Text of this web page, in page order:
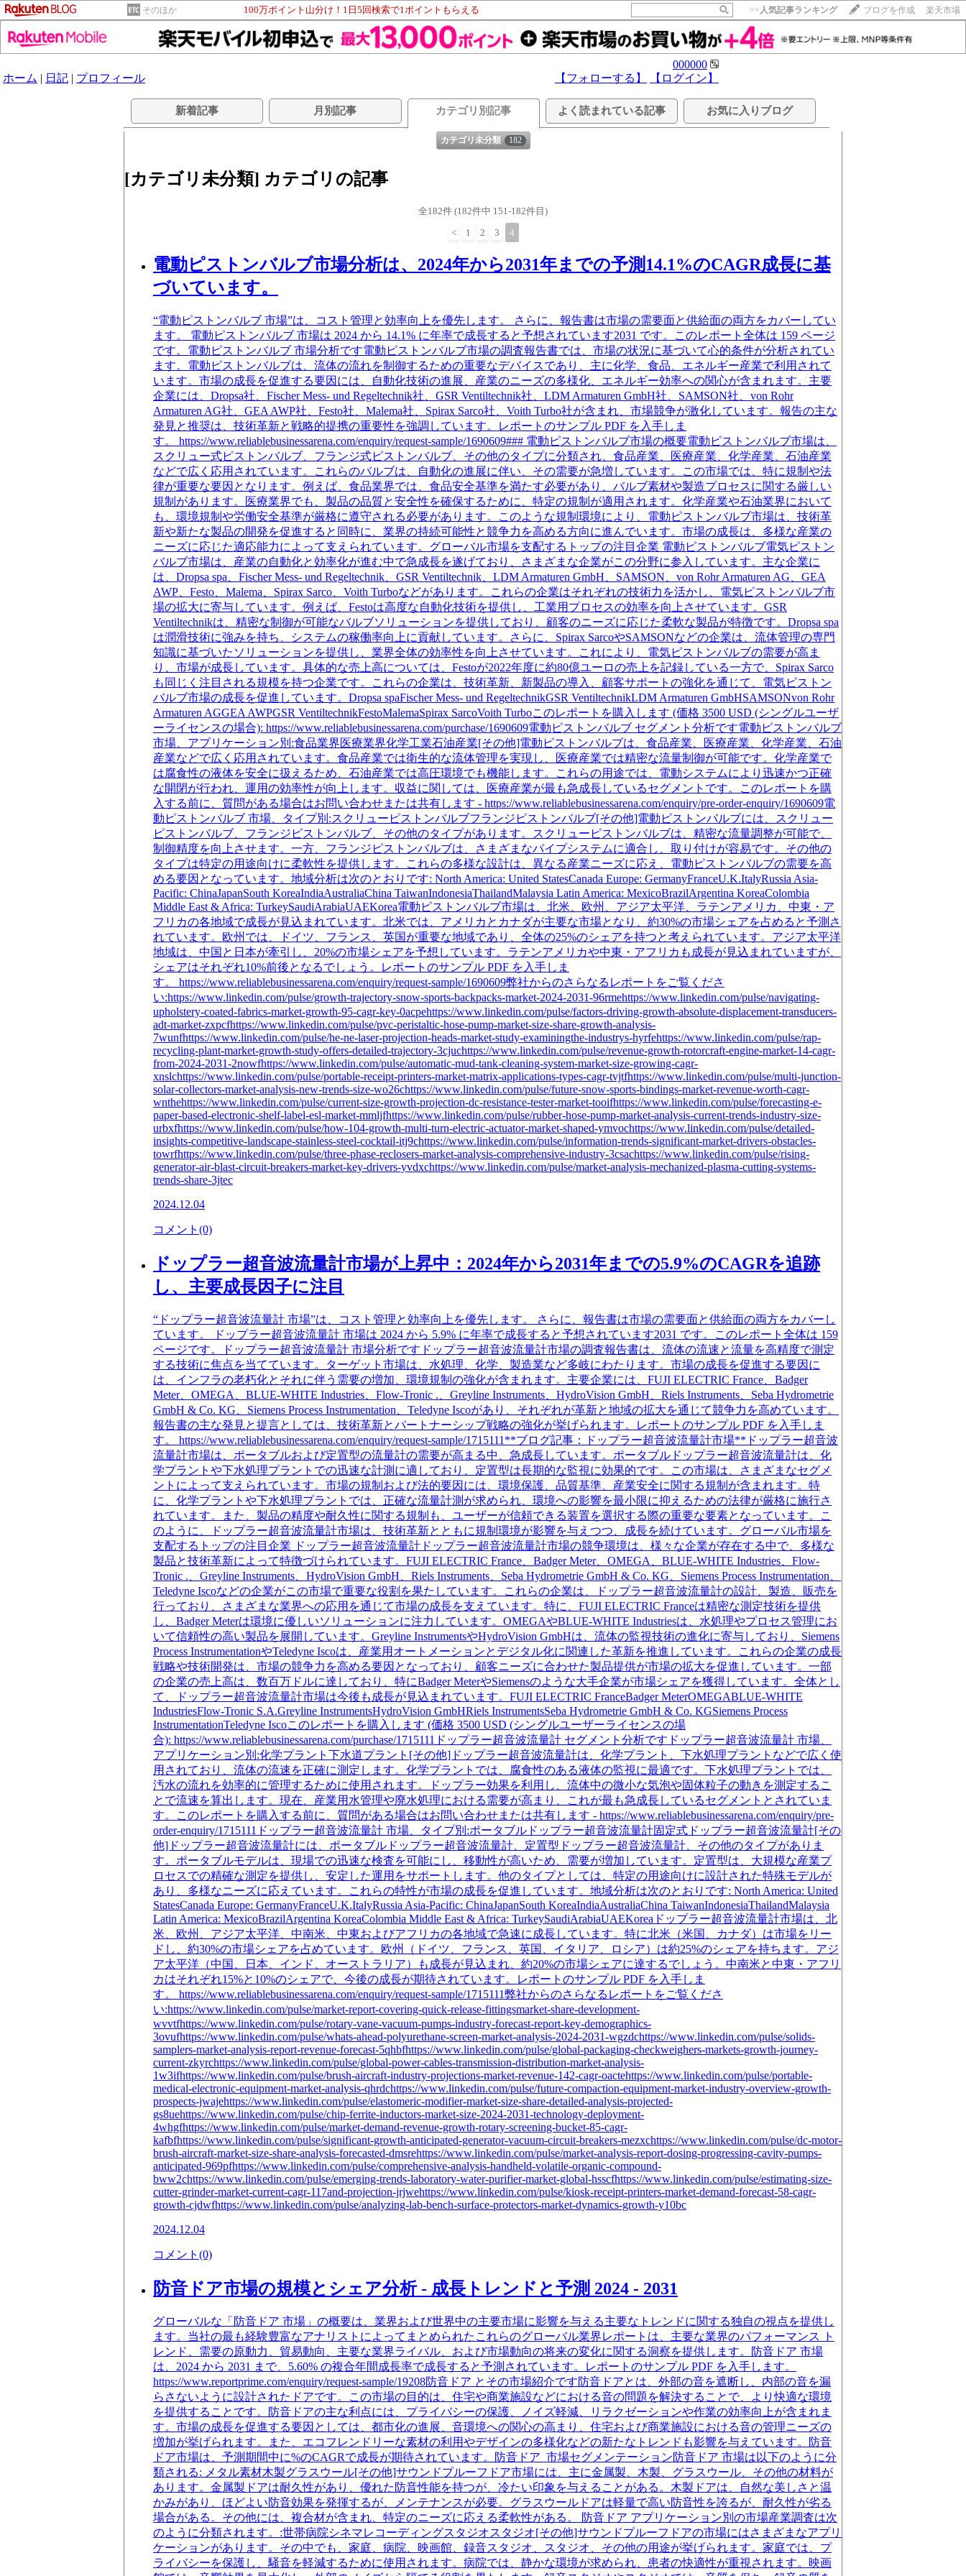
そのほか 100万ポイント山分け！1日5回検索で1ポイントもらえる >> 人気記事ランキング ブログを作成 楽天市場
000000
ホーム | 日記 | プロフィール 【フォローする】 【ログイン】
akrenrpのブログ新着記事 月別記事 カテゴリ別記事 よく読まれている記事 お気に入りブログ
カテゴリ未分類 182
[カテゴリ未分類] カテゴリの記事
全182件 (182件中 151-182件目)
< 1 2 3 4
電動ピストンバルブ市場分析は、2024年から2031年までの予測14.1%のCAGR成長に基
づいています。
“電動ピストンバルブ 市場”は、コスト管理と効率向上を優先します。 さらに、報告書は市場の需要面と供給面の両方をカバーしてい
ます。 電動ピストンバルブ 市場は 2024 から 14.1% に年率で成長すると予想されています2031 です。このレポート全体は 159 ページ
です。電動ピストンバルブ 市場分析です電動ピストンバルブ市場の調査報告書では、市場の状況に基づいて心的条件が分析されてい
ます。電動ピストンバルブは、流体の流れを制御するための重要なデバイスであり、主に化学、食品、エネルギー産業で利用されて
います。市場の成長を促進する要因には、自動化技術の進展、産業のニーズの多様化、エネルギー効率への関心が含まれます。主要
企業には、Dropsa社、Fischer Mess- und Regeltechnik社、GSR Ventiltechnik社、LDM Armaturen GmbH社、SAMSON社、von Rohr
Armaturen AG社、GEA AWP社、Festo社、Malema社、Spirax Sarco社、Voith Turbo社が含まれ、市場競争が激化しています。報告の主な
発見と推奨は、技術革新と戦略的提携の重要性を強調しています。レポートのサンプル PDF を入手しま
す。 https://www.reliablebusinessarena.com/enquiry/request-sample/1690609### 電動ピストンバルブ市場の概要電動ピストンバルブ市場は、
スクリュー式ピストンバルブ、フランジ式ピストンバルブ、その他のタイプに分類され、食品産業、医療産業、化学産業、石油産業
などで広く応用されています。これらのバルブは、自動化の進展に伴い、その需要が急増しています。この市場では、特に規制や法
律が重要な要因となります。例えば、食品業界では、食品安全基準を満たす必要があり、バルブ素材や製造プロセスに関する厳しい
規制があります。医療業界でも、製品の品質と安全性を確保するために、特定の規制が適用されます。化学産業や石油業界において
も、環境規制や労働安全基準が厳格に遵守される必要があります。このような規制環境により、電動ピストンバルブ市場は、技術革
新や新たな製品の開発を促進すると同時に、業界の持続可能性と競争力を高める方向に進んでいます。市場の成長は、多様な産業の
ニーズに応じた適応能力によって支えられています。グローバル市場を支配するトップの注目企業 電動ピストンバルブ電気ピストン
バルブ市場は、産業の自動化と効率化が進む中で急成長を遂げており、さまざまな企業がこの分野に参入しています。主な企業に
は、Dropsa spa、Fischer Mess- und Regeltechnik、GSR Ventiltechnik、LDM Armaturen GmbH、SAMSON、von Rohr Armaturen AG、GEA
AWP、Festo、Malema、Spirax Sarco、Voith Turboなどがあります。これらの企業はそれぞれの技術力を活かし、電気ピストンバルブ市
場の拡大に寄与しています。例えば、Festoは高度な自動化技術を提供し、工業用プロセスの効率を向上させています。GSR
Ventiltechnikは、精密な制御が可能なバルブソリューションを提供しており、顧客のニーズに応じた柔軟な製品が特徴です。Dropsa spa
は潤滑技術に強みを持ち、システムの稼働率向上に貢献しています。さらに、Spirax SarcoやSAMSONなどの企業は、流体管理の専門
知識に基づいたソリューションを提供し、業界全体の効率性を向上させています。これにより、電気ピストンバルブの需要が高ま
り、市場が成長しています。具体的な売上高については、Festoが2022年度に約80億ユーロの売上を記録している一方で、Spirax Sarco
も同じく注目される規模を持つ企業です。これらの企業は、技術革新、新製品の導入、顧客サポートの強化を通じて、電気ピストン
バルブ市場の成長を促進しています。Dropsa spaFischer Mess- und RegeltechnikGSR VentiltechnikLDM Armaturen GmbHSAMSONvon Rohr
Armaturen AGGEA AWPGSR VentiltechnikFestoMalemaSpirax SarcoVoith Turboこのレポートを購入します (価格 3500 USD (シングルユーザ
ーライセンスの場合): https://www.reliablebusinessarena.com/purchase/1690609電動ピストンバルブ セグメント分析です電動ピストンバルブ
市場、アプリケーション別:食品業界医療業界化学工業石油産業[その他]電動ピストンバルブは、食品産業、医療産業、化学産業、石油
産業などで広く応用されています。食品産業では衛生的な流体管理を実現し、医療産業では精密な流量制御が可能です。化学産業で
は腐食性の液体を安全に扱えるため、石油産業では高圧環境でも機能します。これらの用途では、電動システムにより迅速かつ正確
な開閉が行われ、運用の効率性が向上します。収益に関しては、医療産業が最も急成長しているセグメントです。このレポートを購
入する前に、質問がある場合はお問い合わせまたは共有します - https://www.reliablebusinessarena.com/enquiry/pre-order-enquiry/1690609電
動ピストンバルブ 市場、タイプ別:スクリューピストンバルブフランジピストンバルブ[その他]電動ピストンバルブには、スクリュー
ピストンバルブ、フランジピストンバルブ、その他のタイプがあります。スクリューピストンバルブは、精密な流量調整が可能で、
制御精度を向上させます。一方、フランジピストンバルブは、さまざまなパイプシステムに適合し、取り付けが容易です。その他の
タイプは特定の用途向けに柔軟性を提供します。これらの多様な設計は、異なる産業ニーズに応え、電動ピストンバルブの需要を高
める要因となっています。地域分析は次のとおりです: North America: United StatesCanada Europe: GermanyFranceU.K.ItalyRussia Asia-
Pacific: ChinaJapanSouth KoreaIndiaAustraliaChina TaiwanIndonesiaThailandMalaysia Latin America: MexicoBrazilArgentina KoreaColombia
Middle East & Africa: TurkeySaudiArabiaUAEKorea電動ピストンバルブ市場は、北米、欧州、アジア太平洋、ラテンアメリカ、中東・ア
フリカの各地域で成長が見込まれています。北米では、アメリカとカナダが主要な市場となり、約30%の市場シェアを占めると予測さ
れています。欧州では、ドイツ、フランス、英国が重要な地域であり、全体の25%のシェアを持つと考えられています。アジア太平洋
地域は、中国と日本が牽引し、20%の市場シェアを予想しています。ラテンアメリカや中東・アフリカも成長が見込まれていますが、
シェアはそれぞれ10%前後となるでしょう。レポートのサンプル PDF を入手しま
す。 https://www.reliablebusinessarena.com/enquiry/request-sample/1690609弊社からのさらなるレポートをご覧くださ
い:https://www.linkedin.com/pulse/growth-trajectory-snow-sports-backpacks-market-2024-2031-96rmehttps://www.linkedin.com/pulse/navigating-
upholstery-coated-fabrics-market-growth-95-cagr-key-0acpehttps://www.linkedin.com/pulse/factors-driving-growth-absolute-displacement-transducers-
adt-market-zxpcfhttps://www.linkedin.com/pulse/pvc-peristaltic-hose-pump-market-size-share-growth-analysis-
7wunfhttps://www.linkedin.com/pulse/he-ne-laser-projection-heads-market-study-examiningthe-industrys-hyrfehttps://www.linkedin.com/pulse/rap-
recycling-plant-market-growth-study-offers-detailed-trajectory-3cjuchttps://www.linkedin.com/pulse/revenue-growth-rotorcraft-engine-market-14-cagr-
from-2024-2031-2nowfhttps://www.linkedin.com/pulse/automatic-mud-tank-cleaning-system-market-size-growing-cagr-
xnslchttps://www.linkedin.com/pulse/portable-receipt-printers-market-matrix-applications-types-cagr-tvjtfhttps://www.linkedin.com/pulse/multi-junction-
solar-collectors-market-analysis-new-trends-size-wo26chttps://www.linkedin.com/pulse/future-snow-sports-bindings-market-revenue-worth-cagr-
wnthehttps://www.linkedin.com/pulse/current-size-growth-projection-dc-resistance-tester-market-tooifhttps://www.linkedin.com/pulse/forecasting-e-
paper-based-electronic-shelf-label-esl-market-mmljfhttps://www.linkedin.com/pulse/rubber-hose-pump-market-analysis-current-trends-industry-size-
urbxfhttps://www.linkedin.com/pulse/how-104-growth-multi-turn-electric-actuator-market-shaped-ymvochttps://www.linkedin.com/pulse/detailed-
insights-competitive-landscape-stainless-steel-cocktail-itj9chttps://www.linkedin.com/pulse/information-trends-significant-market-drivers-obstacles-
towrfhttps://www.linkedin.com/pulse/three-phase-reclosers-market-analysis-comprehensive-industry-3csachttps://www.linkedin.com/pulse/rising-
generator-air-blast-circuit-breakers-market-key-drivers-yvdxchttps://www.linkedin.com/pulse/market-analysis-mechanized-plasma-cutting-systems-
trends-share-3jtec
2024.12.04
コメント(0)
ドップラー超音波流量計市場が上昇中：2024年から2031年までの5.9%のCAGRを追跡
し、主要成長因子に注目
“ドップラー超音波流量計 市場”は、コスト管理と効率向上を優先します。 さらに、報告書は市場の需要面と供給面の両方をカバーし
ています。 ドップラー超音波流量計 市場は 2024 から 5.9% に年率で成長すると予想されています2031 です。このレポート全体は 159
ページです。ドップラー超音波流量計 市場分析ですドップラー超音波流量計市場の調査報告書は、流体の流速と流量を高精度で測定
する技術に焦点を当てています。ターゲット市場は、水処理、化学、製造業など多岐にわたります。市場の成長を促進する要因に
は、インフラの老朽化とそれに伴う需要の増加、環境規制の強化が含まれます。主要企業には、FUJI ELECTRIC France、Badger
Meter、OMEGA、BLUE-WHITE Industries、Flow-Tronic .、Greyline Instruments、HydroVision GmbH、Riels Instruments、Seba Hydrometrie
GmbH & Co. KG、Siemens Process Instrumentation、Teledyne Iscoがあり、それぞれが革新と地域の拡大を通じて競争力を高めています。
報告書の主な発見と提言としては、技術革新とパートナーシップ戦略の強化が挙げられます。レポートのサンプル PDF を入手しま
す。 https://www.reliablebusinessarena.com/enquiry/request-sample/1715111**ブログ記事：ドップラー超音波流量計市場**ドップラー超音波
流量計市場は、ポータブルおよび定置型の流量計の需要が高まる中、急成長しています。ポータブルドップラー超音波流量計は、化
学プラントや下水処理プラントでの迅速な計測に適しており、定置型は長期的な監視に効果的です。この市場は、さまざまなセグメ
ントによって支えられています。市場の規制および法的要因には、環境保護、品質基準、産業安全に関する規制が含まれます。特
に、化学プラントや下水処理プラントでは、正確な流量計測が求められ、環境への影響を最小限に抑えるための法律が厳格に施行さ
れています。また、製品の精度や耐久性に関する規制も、ユーザーが信頼できる装置を選択する際の重要な要素となっています。こ
のように、ドップラー超音波流量計市場は、技術革新とともに規制環境が影響を与えつつ、成長を続けています。グローバル市場を
支配するトップの注目企業 ドップラー超音波流量計ドップラー超音波流量計市場の競争環境は、様々な企業が存在する中で、多様な
製品と技術革新によって特徴づけられています。FUJI ELECTRIC France、Badger Meter、OMEGA、BLUE-WHITE Industries、Flow-
Tronic .、Greyline Instruments、HydroVision GmbH、Riels Instruments、Seba Hydrometrie GmbH & Co. KG、Siemens Process Instrumentation、
Teledyne Iscoなどの企業がこの市場で重要な役割を果たしています。これらの企業は、ドップラー超音波流量計の設計、製造、販売を
行っており、さまざまな業界への応用を通じて市場の成長を支えています。特に、FUJI ELECTRIC Franceは精密な測定技術を提供
し、Badger Meterは環境に優しいソリューションに注力しています。OMEGAやBLUE-WHITE Industriesは、水処理やプロセス管理にお
いて信頼性の高い製品を展開しています。Greyline InstrumentsやHydroVision GmbHは、流体の監視技術の進化に寄与しており、Siemens
Process InstrumentationやTeledyne Iscoは、産業用オートメーションとデジタル化に関連した革新を推進しています。これらの企業の成長
戦略や技術開発は、市場の競争力を高める要因となっており、顧客ニーズに合わせた製品提供が市場の拡大を促進しています。一部
の企業の売上高は、数百万ドルに達しており、特にBadger MeterやSiemensのような大手企業が市場シェアを獲得しています。全体とし
て、ドップラー超音波流量計市場は今後も成長が見込まれています。FUJI ELECTRIC FranceBadger MeterOMEGABLUE-WHITE
IndustriesFlow-Tronic S.A.Greyline InstrumentsHydroVision GmbHRiels InstrumentsSeba Hydrometrie GmbH & Co. KGSiemens Process
InstrumentationTeledyne Iscoこのレポートを購入します (価格 3500 USD (シングルユーザーライセンスの場
合): https://www.reliablebusinessarena.com/purchase/1715111ドップラー超音波流量計 セグメント分析ですドップラー超音波流量計 市場、
アプリケーション別:化学プラント下水道プラント[その他]ドップラー超音波流量計は、化学プラント、下水処理プラントなどで広く使
用されており、流体の流速を正確に測定します。化学プラントでは、腐食性のある液体の監視に最適です。下水処理プラントでは、
汚水の流れを効率的に管理するために使用されます。ドップラー効果を利用し、流体中の微小な気泡や固体粒子の動きを測定するこ
とで流速を算出します。現在、産業用水管理や廃水処理における需要が高まり、これが最も急成長しているセグメントとされていま
す。このレポートを購入する前に、質問がある場合はお問い合わせまたは共有します - https://www.reliablebusinessarena.com/enquiry/pre-
order-enquiry/1715111ドップラー超音波流量計 市場、タイプ別:ポータブルドップラー超音波流量計固定式ドップラー超音波流量計[その
他]ドップラー超音波流量計には、ポータブルドップラー超音波流量計、定置型ドップラー超音波流量計、その他のタイプがありま
す。ポータブルモデルは、現場での迅速な検査を可能にし、移動性が高いため、需要が増加しています。定置型は、大規模な産業プ
ロセスでの精確な測定を提供し、安定した運用をサポートします。他のタイプとしては、特定の用途向けに設計された特殊モデルが
あり、多様なニーズに応えています。これらの特性が市場の成長を促進しています。地域分析は次のとおりです: North America: United
StatesCanada Europe: GermanyFranceU.K.ItalyRussia Asia-Pacific: ChinaJapanSouth KoreaIndiaAustraliaChina TaiwanIndonesiaThailandMalaysia
Latin America: MexicoBrazilArgentina KoreaColombia Middle East & Africa: TurkeySaudiArabiaUAEKoreaドップラー超音波流量計市場は、北
米、欧州、アジア太平洋、中南米、中東およびアフリカの各地域で急速に成長しています。特に北米（米国、カナダ）は市場をリー
ドし、約30%の市場シェアを占めています。欧州（ドイツ、フランス、英国、イタリア、ロシア）は約25%のシェアを持ちます。アジ
ア太平洋（中国、日本、インド、オーストラリア）も成長が見込まれ、約20%の市場シェアに達するでしょう。中南米と中東・アフリ
カはそれぞれ15%と10%のシェアで、今後の成長が期待されています。レポートのサンプル PDF を入手しま
す。 https://www.reliablebusinessarena.com/enquiry/request-sample/1715111弊社からのさらなるレポートをご覧くださ
い:https://www.linkedin.com/pulse/market-report-covering-quick-release-fittingsmarket-share-development-
wvvtfhttps://www.linkedin.com/pulse/rotary-vane-vacuum-pumps-industry-forecast-report-key-demographics-
3ovufhttps://www.linkedin.com/pulse/whats-ahead-polyurethane-screen-market-analysis-2024-2031-wgzdchttps://www.linkedin.com/pulse/solids-
samplers-market-analysis-report-revenue-forecast-5qhbfhttps://www.linkedin.com/pulse/global-packaging-checkweighers-markets-growth-journey-
current-zkyrchttps://www.linkedin.com/pulse/global-power-cables-transmission-distribution-market-analysis-
1w3ifhttps://www.linkedin.com/pulse/brush-aircraft-industry-projections-market-revenue-142-cagr-oactehttps://www.linkedin.com/pulse/portable-
medical-electronic-equipment-market-analysis-qhrdchttps://www.linkedin.com/pulse/future-compaction-equipment-market-industry-overview-growth-
prospects-jwajehttps://www.linkedin.com/pulse/elastomeric-modifier-market-size-share-detailed-analysis-projected-
gs8uehttps://www.linkedin.com/pulse/chip-ferrite-inductors-market-size-2024-2031-technology-deployment-
4whgfhttps://www.linkedin.com/pulse/market-demand-revenue-growth-rotary-screening-bucket-85-cagr-
kafbfhttps://www.linkedin.com/pulse/significant-growth-anticipated-generator-vacuum-circuit-breakers-mezxchttps://www.linkedin.com/pulse/dc-motor-
brush-aircraft-market-size-share-analysis-forecasted-dmsrehttps://www.linkedin.com/pulse/market-analysis-report-dosing-progressing-cavity-pumps-
anticipated-969pfhttps://www.linkedin.com/pulse/comprehensive-analysis-handheld-volatile-organic-compound-
bww2chttps://www.linkedin.com/pulse/emerging-trends-laboratory-water-purifier-market-global-hsscfhttps://www.linkedin.com/pulse/estimating-size-
cutter-grinder-market-current-cagr-117and-projection-jrjwehttps://www.linkedin.com/pulse/kiosk-receipt-printers-market-demand-forecast-58-cagr-
growth-cjdwfhttps://www.linkedin.com/pulse/analyzing-lab-bench-surface-protectors-market-dynamics-growth-y10bc
2024.12.04
コメント(0)
防音ドア市場の規模とシェア分析 - 成長トレンドと予測 2024 - 2031
グローバルな「防音ドア 市場」の概要は、業界および世界中の主要市場に影響を与える主要なトレンドに関する独自の視点を提供し
ます。当社の最も経験豊富なアナリストによってまとめられたこれらのグローバル業界レポートは、主要な業界のパフォーマンス ト
レンド、需要の原動力、貿易動向、主要な業界ライバル、および市場動向の将来の変化に関する洞察を提供します。防音ドア 市場
は、2024 から 2031 まで、5.60% の複合年間成長率で成長すると予測されています。レポートのサンプル PDF を入手します。
https://www.reportprime.com/enquiry/request-sample/19208防音ドア とその市場紹介です防音ドアとは、外部の音を遮断し、内部の音を漏
らさないように設計されたドアです。この市場の目的は、住宅や商業施設などにおける音の問題を解決することで、より快適な環境
を提供することです。防音ドアの主な利点には、プライバシーの保護、ノイズ軽減、リラクゼーションや作業の効率向上が含まれま
す。市場の成長を促進する要因としては、都市化の進展、音環境への関心の高まり、住宅および商業施設における音の管理ニーズの
増加が挙げられます。また、エコフレンドリーな素材の利用やデザインの多様化などの新たなトレンドも影響を与えています。防音
ドア市場は、予測期間中に%のCAGRで成長が期待されています。防音ドア 市場セグメンテーション防音ドア 市場は以下のように分
類される: メタル素材木製グラスウール[その他]サウンドプルーフドア市場には、主に金属製、木製、グラスウール、その他の材料が
あります。金属製ドアは耐久性があり、優れた防音性能を持つが、冷たい印象を与えることがある。木製ドアは、自然な美しさと温
かみがあり、ほどよい防音効果を発揮するが、メンテナンスが必要。グラスウールドアは軽量で高い防音性を誇るが、耐久性が劣る
場合がある。その他には、複合材が含まれ、特定のニーズに応える柔軟性がある。 防音ドア アプリケーション別の市場産業調査は次
のように分類されます。:世帯病院シネマレコーディングスタジオスタジオ[その他]サウンドプルーフドアの市場にはさまざまなアプリ
ケーションがあります。その中でも、家庭、病院、映画館、録音スタジオ、スタジオ、その他の用途が挙げられます。家庭では、プ
ライバシーを保護し、騒音を軽減するために使用されます。病院では、静かな環境が求められ、患者の快適性が重視されます。映画